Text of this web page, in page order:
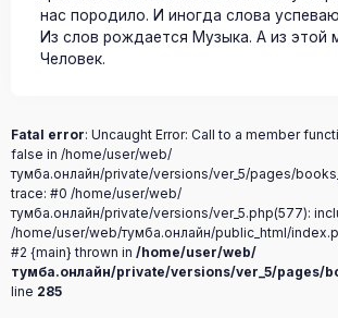
нас породило. И иногда слова
Из слов рождается Музыка. А из этой
Человек.
Fatal error: Uncaught Error: Call to a member
false in /home/user/web/
тумба.онлайн/private/versions/ver_5/pages/
trace: #0 /home/user/web/
тумба.онлайн/private/versions/ver_5.php(577):
/home/user/web/тумба.онлайн/public_html/
#2 {main} thrown in /home/user/web/
тумба.онлайн/private/versions/ver_5/pages/
line 285